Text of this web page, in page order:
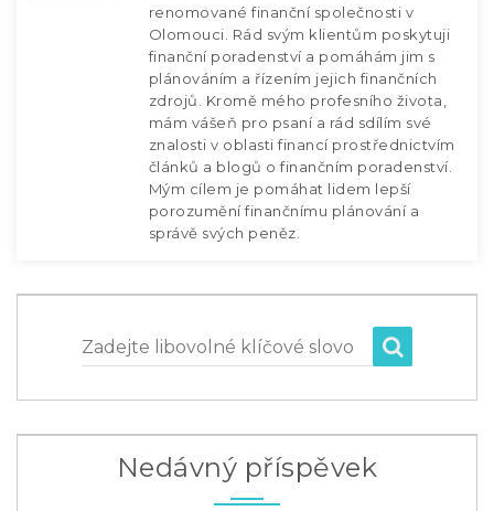
renomované finanční společnosti v
Olomouci. Rád svým klientům poskytuji
finanční poradenství a pomáhám jim s
plánováním a řízením jejich finančních
zdrojů. Kromě mého profesního života,
mám vášeň pro psaní a rád sdílím své
znalosti v oblasti financí prostřednictvím
článků a blogů o finančním poradenství.
Mým cílem je pomáhat lidem lepší
porozumění finančnímu plánování a
správě svých peněz.
Zadejte libovolné klíčové slovo
Nedávný příspěvek